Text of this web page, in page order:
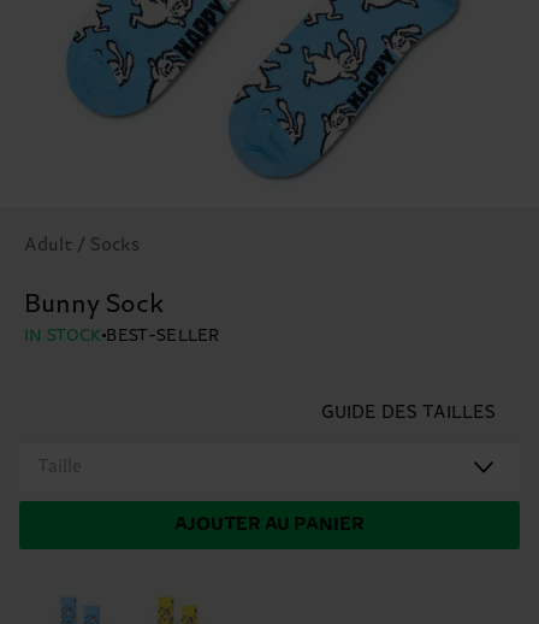
Adult / Socks
Bunny Sock
IN STOCK BEST-SELLER
GUIDE DES TAILLES
Taille
AJOUTER AU PANIER